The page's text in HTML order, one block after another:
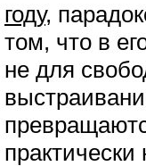
году,
том, что в
не для